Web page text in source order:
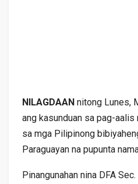
NILAGDAANnitong Lunes,
ang kasunduan sa pag-
sa mga Pilipinong
Paraguayan na pupunta
Pinangunahan nina DFA